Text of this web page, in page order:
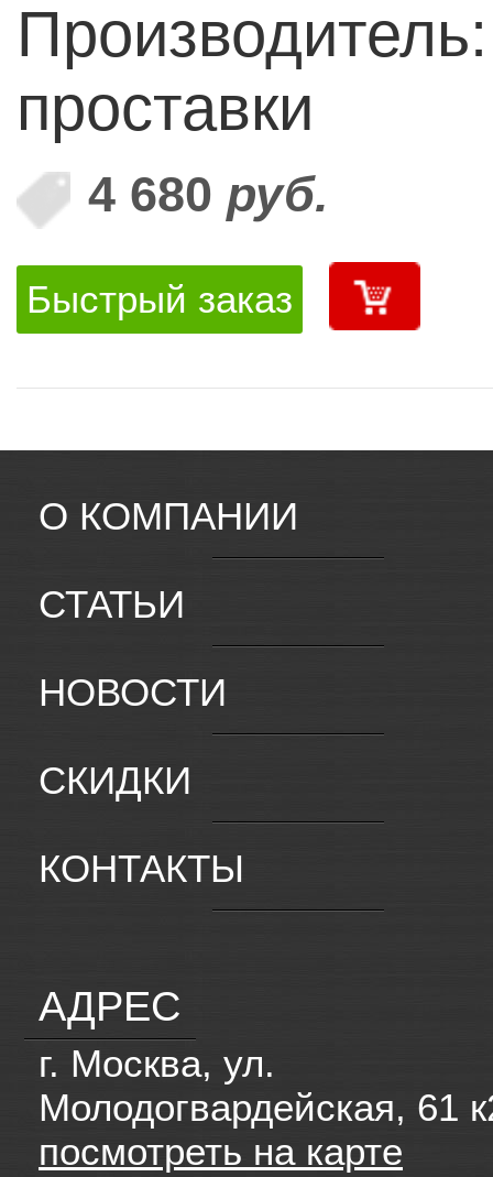
проставки
4 680 руб.
Быстрый заказ
О КОМПАНИИ
СТАТЬИ
НОВОСТИ
СКИДКИ
КОНТАКТЫ
АДРЕС
г. Москва, ул.
Молодогвардейская, 61
посмотреть на карте